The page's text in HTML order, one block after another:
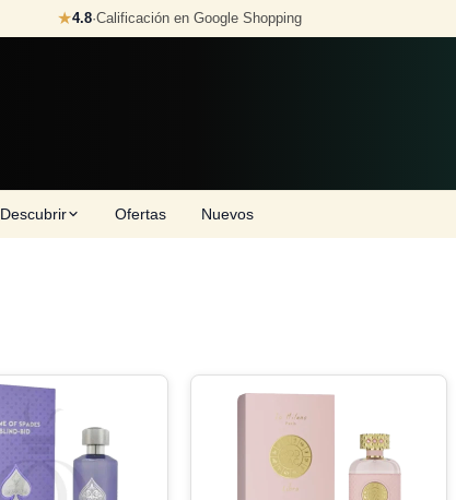
★4.8·Calificación en Google Shopping
Descubrir Ofertas Nuevos